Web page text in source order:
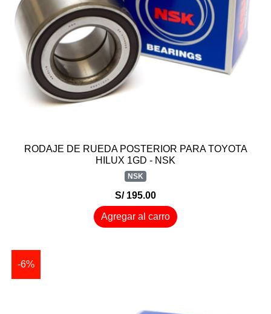
RODAJE DE RUEDA POSTERIOR PARA TOYOTA
HILUX 1GD - NSK
NSK
S/ 195.00
Agregar al carro
-6%